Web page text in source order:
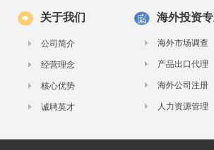
关于我们
公司简介
经营理念
核心优势
诚聘英才
海外投资
海外市场调查
产品出口代理
海外公司注册
人力资源管理